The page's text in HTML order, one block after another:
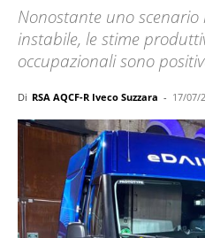
Nonostante uno scenario
instabile, le stime
occupazionali sono
Di RSA AQCF-R Iveco Suzzara - 17/07/